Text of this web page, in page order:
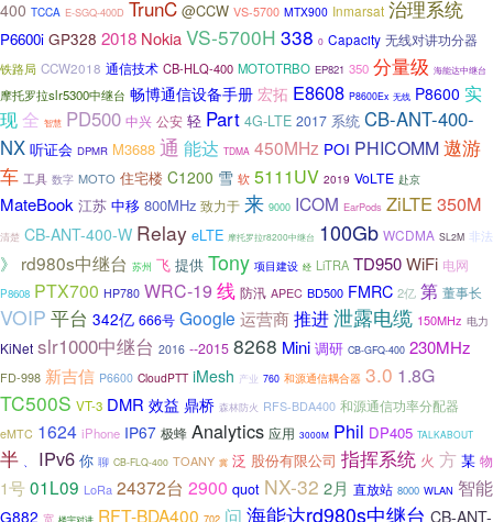
400 TCCA E-SGQ-400D TrunC @CCW VS-5700 MTX900 Inmarsat 治理系统
P6600i GP328 2018 NokiaVS-5700H 338 0 Capacity 无线对讲功分器
铁路局 CCW2018 通信技术 CB-HLQ-400 MOTOTRBO EP821 350 分量级 海能达中继台
摩托罗拉slr5300中继台 畅博通信设备手册 宏拓 E8608 P8600Ex 无线 P8600 实
现全 智慧 PD500 中兴 公安 轻 Part 4G-LTE 2017 系统 CB-ANT-400-
NX 听证会 DPMR M3688 通 能达 TDMA 450MHz POI PHICOMM遨游
车 工具 数字 MOTO 住宅楼 C1200 雪 软 5111UV 2019 VoLTE 赴京
MateBook 江苏 中移 800MHz 致力于 来 9000 ICOM EarPods ZiLTE 350M
清楚 CB-ANT-400-W Relay eLTE 摩托罗拉r8200中继台 100Gb WCDMA SL2M 非法
》 rd980s中继台 苏州 飞 提供 Tony 项目建设 经 LiTRA TD950WiFi 电网
P8608 PTX700 HP780 WRC-19 线 防汛 APEC BD500 FMRC 2亿 第 董事长
VOIP 平台 342亿 666号 Google 运营商推进泄露电缆 150MHz 电力
KiNet slr1000中继台 2016 --2015 8268 Mini 调研 CB-GFQ-400 230MHz
FD-998 新吉信 P6600 CloudPTT iMesh 产业 760 和源通信耦合器 3.0 1.8G
TC500S VT-3 DMR 效益 鼎桥 森林防火 RFS-BDA400 和源通信功率分配器
eMTC 1624 iPhone IP67 极蜂 Analytics 应用 3000M Phil DP405 TALKABOUT
半 、 IPv6 你 聊 CB-FLQ-400 TOANY 冀 泛 股份有限公司 指挥系统 火 方 某 物
1号01L09 LoRa 24372台 2900 quot NX-32 2月 直放站 8000 WLAN 智能
G882 宽 楼宇对讲 RFT-BDA400 问 海能达rd980s中继台 CB-ANT-